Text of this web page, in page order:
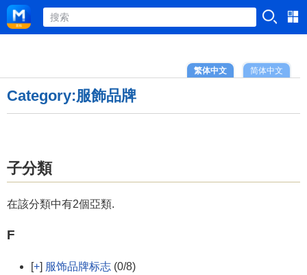
简体中文
繁体中文
Category:服飾品牌
子分類
在該分類中有2個亞類.
F
[+] 服饰品牌标志 (0/8)